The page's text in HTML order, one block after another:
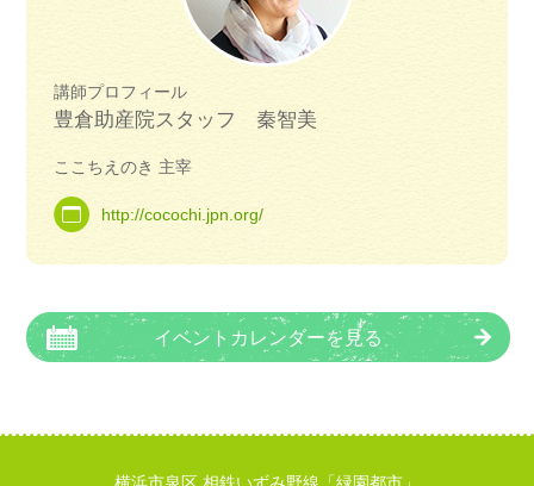
講師プロフィール
豊倉助産院スタッフ 秦智美
ここちえのき 主宰
http://cocochi.jpn.org/
イベントカレンダーを見る
横浜市泉区 相鉄いずみ野線「緑園都市」